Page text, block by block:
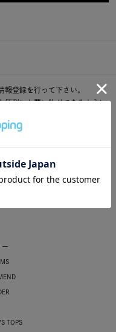
登録を行って下さい。
便利にお買い物ができるように
ー
TOPS